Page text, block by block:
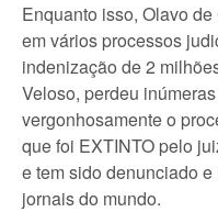
Enquanto isso, Olavo
em vários processos
indenização de 2
Veloso, perdeu
vergonhosamente o
que foi EXTINTO pelo
e tem sido denunciado
jornais do mundo.